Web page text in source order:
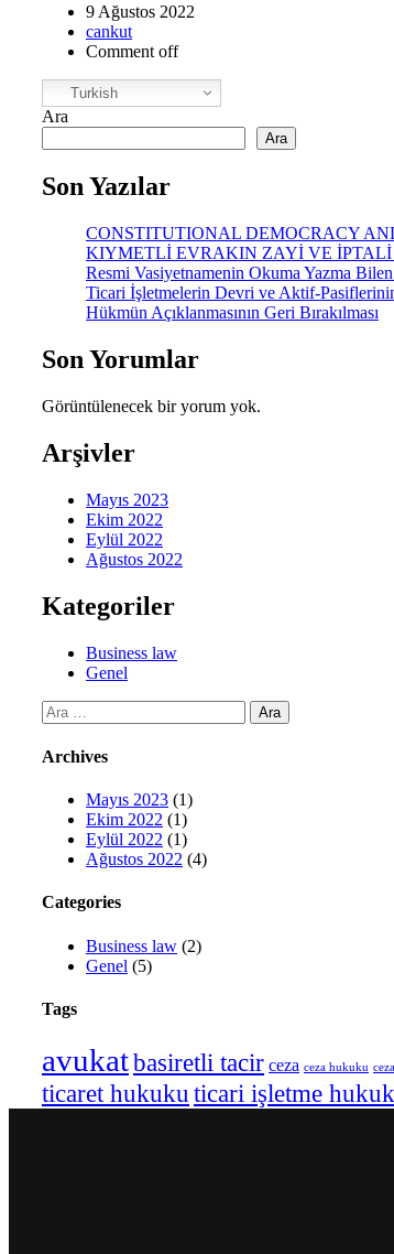
9 Ağustos 2022
cankut
Comment off
Turkish
Ara
Ara
Son Yazılar
CONSTITUTIONAL DEMOCRACY
KIYMETLİ EVRAKIN ZAYİ VE
Resmi Vasiyetnamenin Okuma Yazma
Ticari İşletmelerin Devri ve Aktif-
Hükmün Açıklanmasının Geri Bırakılması
Son Yorumlar
Görüntülenecek bir yorum yok.
Arşivler
Mayıs 2023
Ekim 2022
Eylül 2022
Ağustos 2022
Kategoriler
Business law
Genel
Arama:
Archives
Mayıs 2023 (1)
Ekim 2022 (1)
Eylül 2022 (1)
Ağustos 2022 (4)
Categories
Business law (2)
Genel (5)
Tags
avukatbasiretli tacir ceza ceza hukuku
ticaret hukuku ticari işletme